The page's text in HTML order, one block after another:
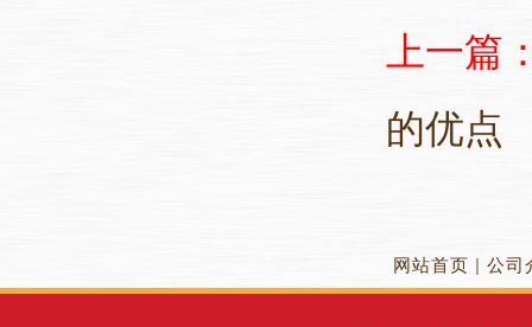
上一篇
的优点
网站首页 | 公司